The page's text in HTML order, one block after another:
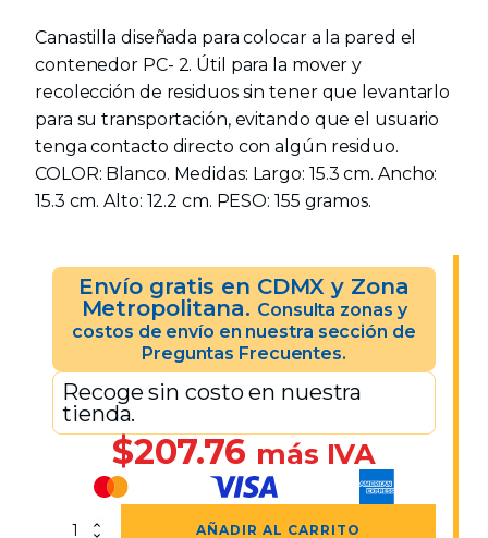
Canastilla diseñada para colocar a la pared el
contenedor PC- 2. Útil para la mover y
recolección de residuos sin tener que levantarlo
para su transportación, evitando que el usuario
tenga contacto directo con algún residuo.
COLOR: Blanco. Medidas: Largo: 15.3 cm. Ancho:
15.3 cm. Alto: 12.2 cm. PESO: 155 gramos.
Envío gratis en CDMX y Zona
Metropolitana. Consulta zonas y
costos de envío en nuestra sección de
Preguntas Frecuentes.
Recoge sin costo en nuestra
tienda.
$207.76 más IVA
Canastilla
AÑADIR AL CARRITO